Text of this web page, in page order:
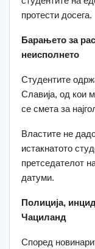
протести досега.
Барањето за
неисполнето
Студентите
Славија, од кои
се смета за
Властите не
истакнатото
претседателот
датуми.
Полиција,
Чациланд
Според